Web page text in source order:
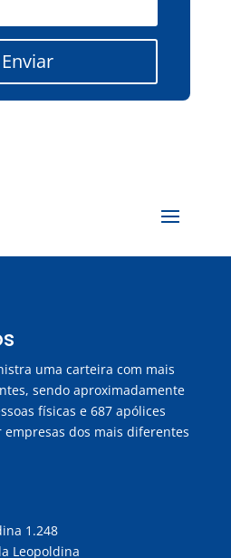
Enviar
uma carteira com mais
sendo aproximadamente
físicas e 687 apólices
dos mais diferentes
1.248
Leopoldina